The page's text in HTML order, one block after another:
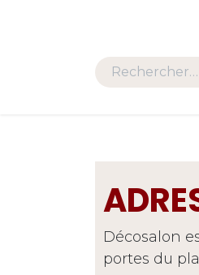
Décosalon
portes du